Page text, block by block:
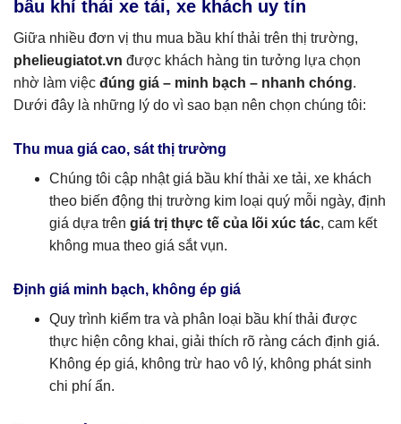
bầu khí thải xe tải, xe khách uy tín
Giữa nhiều đơn vị thu mua bầu khí thải trên thị trường,
phelieugiatot.vn được khách hàng tin tưởng lựa chọn
nhờ làm việc đúng giá – minh bạch – nhanh chóng.
Dưới đây là những lý do vì sao bạn nên chọn chúng tôi:
Thu mua giá cao, sát thị trường
Chúng tôi cập nhật giá bầu khí thải xe tải, xe khách
theo biến động thị trường kim loại quý mỗi ngày, định
giá dựa trên giá trị thực tế của lõi xúc tác, cam kết
không mua theo giá sắt vụn.
Định giá minh bạch, không ép giá
Quy trình kiểm tra và phân loại bầu khí thải được
thực hiện công khai, giải thích rõ ràng cách định giá.
Không ép giá, không trừ hao vô lý, không phát sinh
chi phí ẩn.